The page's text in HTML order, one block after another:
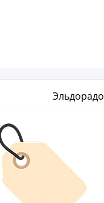
Эльдорадо